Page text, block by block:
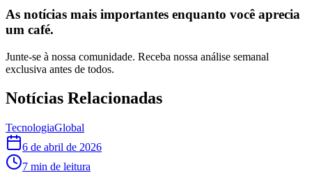
As notícias mais importantes enquanto você aprecia
um café.
Junte-se à nossa comunidade. Receba nossa análise semanal
exclusiva antes de todos.
Notícias Relacionadas
TecnologiaGlobal
6 de abril de 2026
7 min de leitura